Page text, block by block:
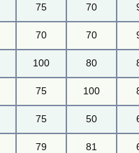
75 70
70 70
100 80
75 100
75 50
79 81